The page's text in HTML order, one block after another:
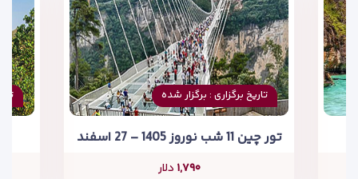
تاریخ برگزاری : برگزار شده
تور چین 11 شب نوروز 1405 – 27 اسفند
۱,۷۹۰ دلار